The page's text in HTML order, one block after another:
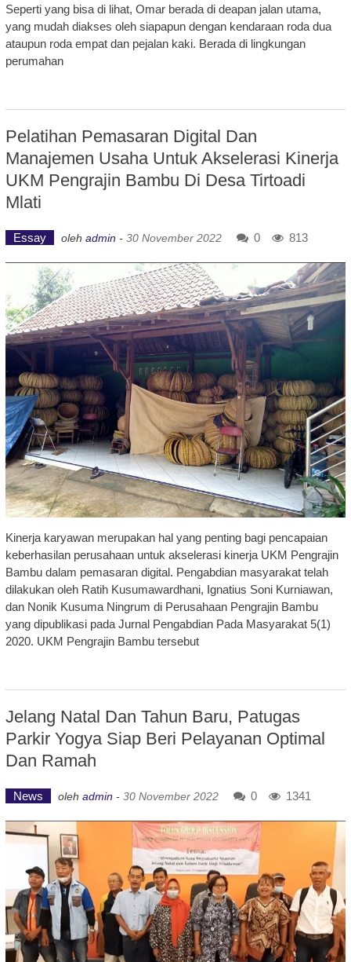
Seperti yang bisa di lihat, Omar berada di deapan jalan utama,
yang mudah diakses oleh siapapun dengan kendaraan roda dua
ataupun roda empat dan pejalan kaki. Berada di lingkungan
perumahan
Pelatihan Pemasaran Digital Dan
Manajemen Usaha Untuk Akselerasi Kinerja
UKM Pengrajin Bambu Di Desa Tirtoadi
Mlati
Essay oleh admin - 30 November 2022 0 813
Kinerja karyawan merupakan hal yang penting bagi pencapaian
keberhasilan perusahaan untuk akselerasi kinerja UKM Pengrajin
Bambu dalam pemasaran digital. Pengabdian masyarakat telah
dilakukan oleh Ratih Kusumawardhani, Ignatius Soni Kurniawan,
dan Nonik Kusuma Ningrum di Perusahaan Pengrajin Bambu
yang dipublikasi pada Jurnal Pengabdian Pada Masyarakat 5(1)
2020. UKM Pengrajin Bambu tersebut
Jelang Natal Dan Tahun Baru, Patugas
Parkir Yogya Siap Beri Pelayanan Optimal
Dan Ramah
News oleh admin - 30 November 2022 0 1341